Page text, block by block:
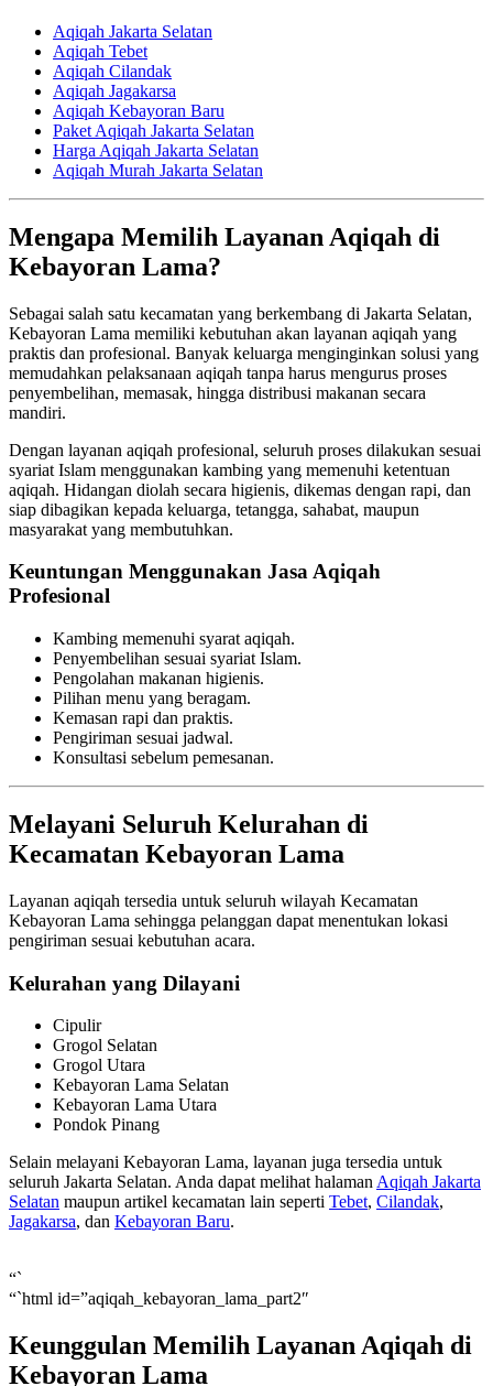
Aqiqah Jakarta Selatan
Aqiqah Tebet
Aqiqah Cilandak
Aqiqah Jagakarsa
Aqiqah Kebayoran Baru
Paket Aqiqah Jakarta Selatan
Harga Aqiqah Jakarta Selatan
Aqiqah Murah Jakarta Selatan
Mengapa Memilih Layanan Aqiqah di
Kebayoran Lama?
Sebagai salah satu kecamatan yang berkembang di Jakarta Selatan,
Kebayoran Lama memiliki kebutuhan akan layanan aqiqah yang
praktis dan profesional. Banyak keluarga menginginkan solusi yang
memudahkan pelaksanaan aqiqah tanpa harus mengurus proses
penyembelihan, memasak, hingga distribusi makanan secara
mandiri.
Dengan layanan aqiqah profesional, seluruh proses dilakukan sesuai
syariat Islam menggunakan kambing yang memenuhi ketentuan
aqiqah. Hidangan diolah secara higienis, dikemas dengan rapi, dan
siap dibagikan kepada keluarga, tetangga, sahabat, maupun
masyarakat yang membutuhkan.
Keuntungan Menggunakan Jasa Aqiqah
Profesional
Kambing memenuhi syarat aqiqah.
Penyembelihan sesuai syariat Islam.
Pengolahan makanan higienis.
Pilihan menu yang beragam.
Kemasan rapi dan praktis.
Pengiriman sesuai jadwal.
Konsultasi sebelum pemesanan.
Melayani Seluruh Kelurahan di
Kecamatan Kebayoran Lama
Layanan aqiqah tersedia untuk seluruh wilayah Kecamatan
Kebayoran Lama sehingga pelanggan dapat menentukan lokasi
pengiriman sesuai kebutuhan acara.
Kelurahan yang Dilayani
Cipulir
Grogol Selatan
Grogol Utara
Kebayoran Lama Selatan
Kebayoran Lama Utara
Pondok Pinang
Selain melayani Kebayoran Lama, layanan juga tersedia untuk
seluruh Jakarta Selatan. Anda dapat melihat halaman Aqiqah Jakarta
Selatan maupun artikel kecamatan lain seperti Tebet, Cilandak,
Jagakarsa, dan Kebayoran Baru.
“`
“`html id=”aqiqah_kebayoran_lama_part2″
Keunggulan Memilih Layanan Aqiqah di
Kebayoran Lama